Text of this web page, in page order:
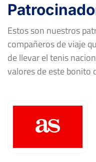
Estos son nuestros
compañeros de viaje
de llevar el tenis
valores de este bonito